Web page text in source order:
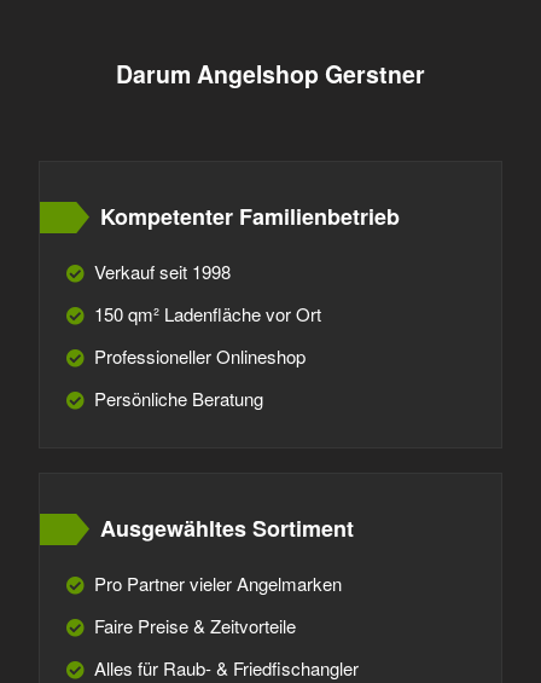
Darum Angelshop Gerstner
Kompetenter Familienbetrieb
Verkauf seit 1998
150 qm² Ladenfläche vor Ort
Professioneller Onlineshop
Persönliche Beratung
Ausgewähltes Sortiment
Pro Partner vieler Angelmarken
Faire Preise & Zeitvorteile
Alles für Raub- & Friedfischangler